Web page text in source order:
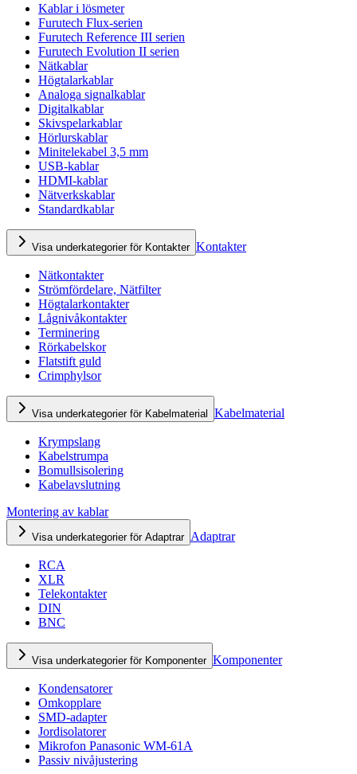
Kablar i lösmeter
Furutech Flux-serien
Furutech Reference III serien
Furutech Evolution II serien
Nätkablar
Högtalarkablar
Analoga signalkablar
Digitalkablar
Skivspelarkablar
Hörlurskablar
Minitelekabel 3,5 mm
USB-kablar
HDMI-kablar
Nätverkskablar
Standardkablar
Visa underkategorier för Kontakter Kontakter
Nätkontakter
Strömfördelare, Nätfilter
Högtalarkontakter
Lågnivåkontakter
Terminering
Rörkabelskor
Flatstift guld
Crimphylsor
Visa underkategorier för Kabelmaterial Kabelmaterial
Krympslang
Kabelstrumpa
Bomullsisolering
Kabelavslutning
Montering av kablar
Visa underkategorier för Adaptrar Adaptrar
RCA
XLR
Telekontakter
DIN
BNC
Visa underkategorier för Komponenter Komponenter
Kondensatorer
Omkopplare
SMD-adapter
Jordisolatorer
Mikrofon Panasonic WM-61A
Passiv nivåjustering